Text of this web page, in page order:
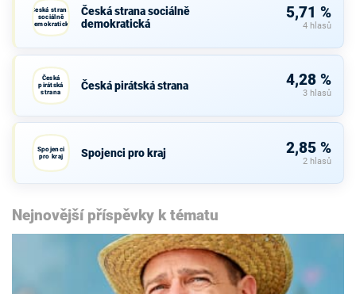
Česká strana
sociálně
demokratická
Česká strana sociálně
demokratická
5,71 %
4 hlasů
Česká
pirátská
strana
Česká pirátská strana 4,28 %
3 hlasů
Spojenci
pro kraj
Spojenci pro kraj 2,85 %
2 hlasů
Nejnovější příspěvky k tématu